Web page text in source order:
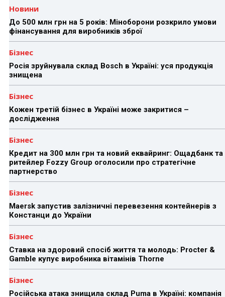
Новини
До 500 млн грн на 5 років: Міноборони розкрило умови
фінансування для виробників зброї
Бізнес
Росія зруйнувала склад Bosch в Україні: уся продукція
знищена
Бізнес
Кожен третій бізнес в Україні може закритися –
дослідження
Бізнес
Кредит на 300 млн грн та новий еквайринг: Ощадбанк та
ритейлер Fozzy Group оголосили про стратегічне
партнерство
Бізнес
Maersk запустив залізничні перевезення контейнерів з
Констанци до України
Бізнес
Ставка на здоровий спосіб життя та молодь: Procter &
Gamble купує виробника вітамінів Thorne
Бізнес
Російська атака знищила склад Puma в Україні: компанія